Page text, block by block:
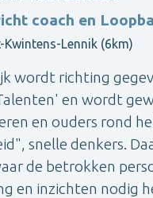
coach en
Kwintens-Lennik (6km)
wordt richting
en wordt
en ouders rond
snelle denkers.
de betrokken
en inzichten nodig